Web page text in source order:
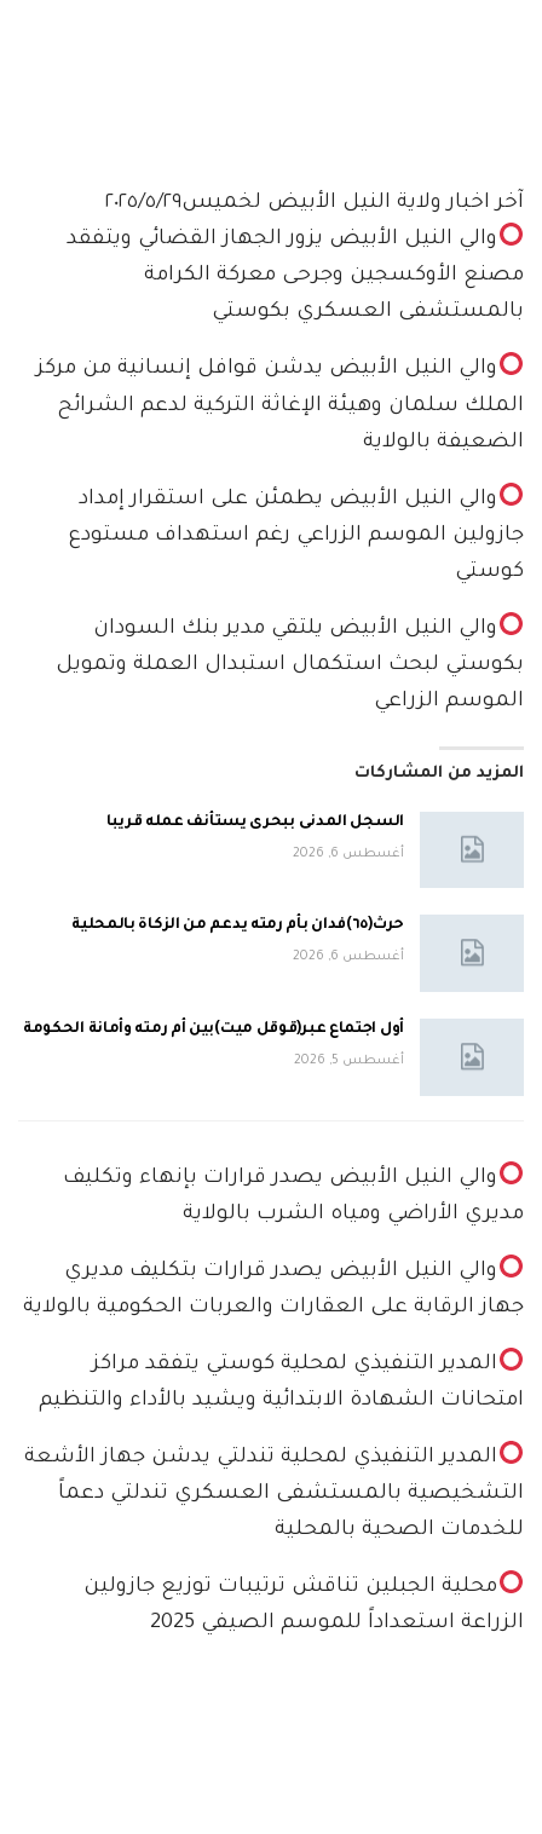
آخر اخبار ولاية النيل الأبيض لخميس٢٠٢٥/٥/٢٩
والي النيل الأبيض يزور الجهاز القضائي ويتفقد
مصنع الأوكسجين وجرحى معركة الكرامة
بالمستشفى العسكري بكوستي
والي النيل الأبيض يدشن قوافل إنسانية من مركز
الملك سلمان وهيئة الإغاثة التركية لدعم الشرائح
الضعيفة بالولاية
والي النيل الأبيض يطمئن على استقرار إمداد
جازولين الموسم الزراعي رغم استهداف مستودع
كوستي
والي النيل الأبيض يلتقي مدير بنك السودان
بكوستي لبحث استكمال استبدال العملة وتمويل
الموسم الزراعي
المزيد من المشاركات
السجل المدنى ببحرى يستأنف عمله قريبا
أغسطس 6, 2026
حرث(٦٥)فدان بأم رمته يدعم من الزكاة بالمحلية
أغسطس 6, 2026
أول اجتماع عبر(قوقل ميت)بين أم رمته وأمانة الحكومة
أغسطس 5, 2026
والي النيل الأبيض يصدر قرارات بإنهاء وتكليف
مديري الأراضي ومياه الشرب بالولاية
والي النيل الأبيض يصدر قرارات بتكليف مديري
جهاز الرقابة على العقارات والعربات الحكومية بالولاية
المدير التنفيذي لمحلية كوستي يتفقد مراكز
امتحانات الشهادة الابتدائية ويشيد بالأداء والتنظيم
المدير التنفيذي لمحلية تندلتي يدشن جهاز الأشعة
التشخيصية بالمستشفى العسكري تندلتي دعماً
للخدمات الصحية بالمحلية
محلية الجبلين تناقش ترتيبات توزيع جازولين
الزراعة استعداداً للموسم الصيفي 2025